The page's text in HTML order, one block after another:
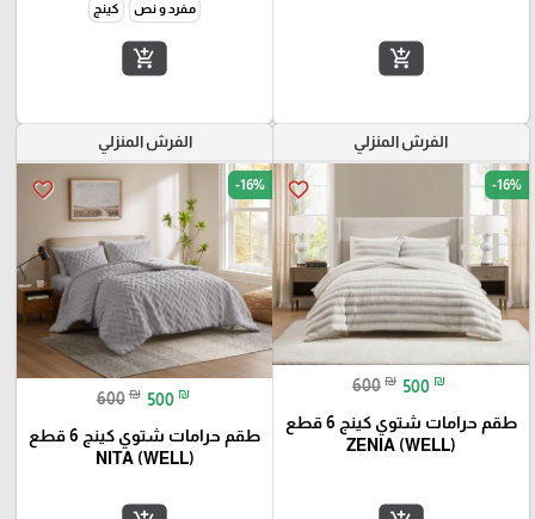
add_shopping_cart
مفرد و نص كينج
add_shopping_cart
الفرش المنزلي
favorite_border -16%
600 ₪ 500 ₪
طقم حرامات شتوي كينج 6 قطع
ZENIA (WELL)
الفرش المنزلي
favorite_border -16%
600 ₪ 500 ₪
طقم حرامات شتوي كينج 6 قطع
NITA (WELL)